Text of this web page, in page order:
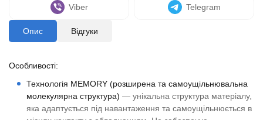
Viber Telegram
Опис Відгуки
Особливості:
Технологія MEMORY (розширена та самоущільнювальна
молекулярна структура) — унікальна структура матеріалу,
яка адаптується під навантаження та самоущільнюється в